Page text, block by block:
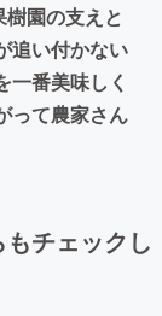
園の支えと
追い付かない
一番美味しく
って農家さん
チェックし